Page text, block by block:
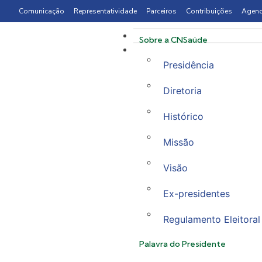
Comunicação Representatividade Parceiros Contribuições
Sobre a CNSaúde
Presidência
Diretoria
Histórico
Missão
Visão
Ex-presidentes
Regulamento Eleitoral
Palavra do Presidente